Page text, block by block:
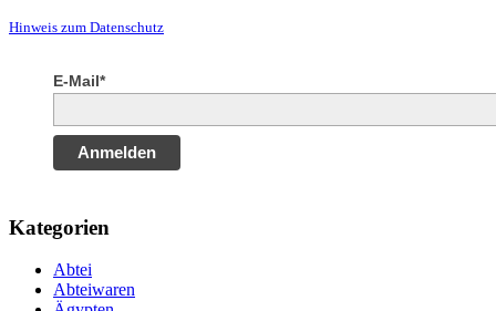
Hinweis zum Datenschutz
E-Mail*
Anmelden
Kategorien
Abtei
Abteiwaren